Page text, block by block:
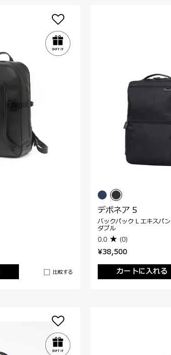
比較する
¥38,500
カートに入れる
デボネア 5
バックパック L エキスパン
ダブル
0.0 (0)